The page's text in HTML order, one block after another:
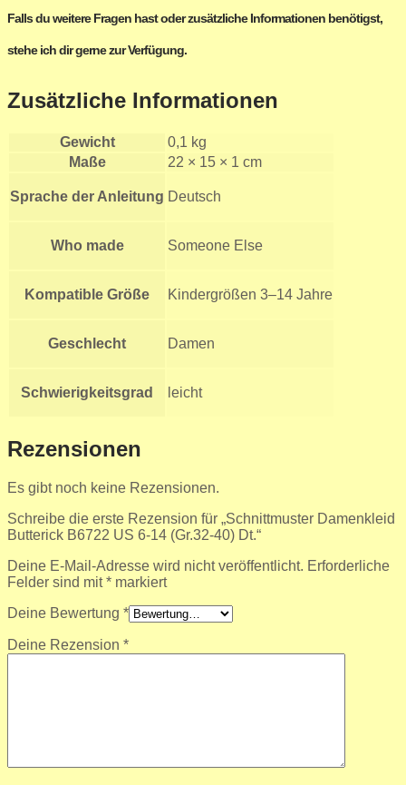
Falls du weitere Fragen hast oder zusätzliche Informationen benötigst,
stehe ich dir gerne zur Verfügung.
Zusätzliche Informationen
Gewicht
0,1 kg
Maße
22 × 15 × 1 cm
Sprache der Anleitung Deutsch
Who made Someone Else
Kompatible Größe Kindergrößen 3–14 Jahre
Geschlecht Damen
Schwierigkeitsgrad leicht
Rezensionen
Es gibt noch keine Rezensionen.
Schreibe die erste Rezension für „Schnittmuster Damenkleid
Butterick B6722 US 6-14 (Gr.32-40) Dt.“
Deine E-Mail-Adresse wird nicht veröffentlicht. Erforderliche
Felder sind mit* markiert
Deine Bewertung *
Deine Rezension *